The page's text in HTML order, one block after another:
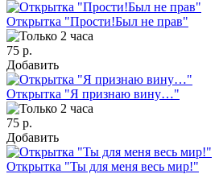
Открытка "Прости!Был не прав"
75 р.
Добавить
Открытка "Я признаю вину…"
75 р.
Добавить
Открытка "Ты для меня весь мир!"